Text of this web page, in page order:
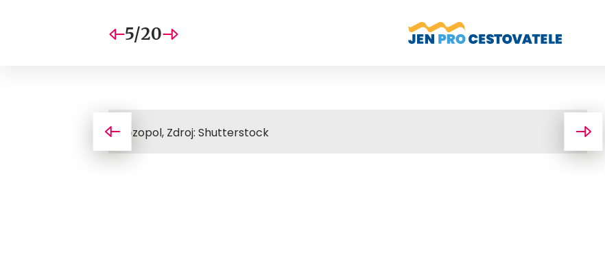
5/20
Sozopol, Zdroj: Shutterstock